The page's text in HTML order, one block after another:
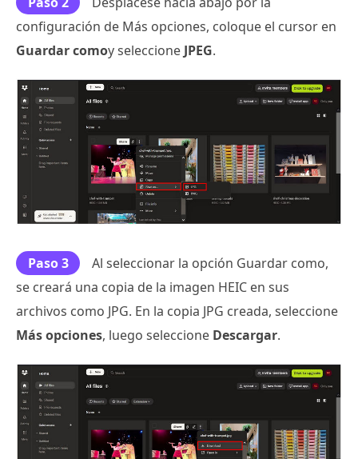
configuración de Más opciones, coloque el cursor en
Guardar comoy seleccione JPEG.
Paso 3
Al seleccionar la opción Guardar como,
se creará una copia de la imagen HEIC en sus
archivos como JPG. En la copia JPG creada, seleccione
Más opciones, luego seleccione Descargar.